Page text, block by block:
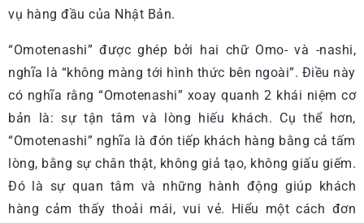
vụ hàng đầu của Nhật Bản.
“Omotenashi” được ghép bởi hai chữ Omo- và -nashi,
nghĩa là “không màng tới hình thức bên ngoài”. Điều này
có nghĩa rằng “Omotenashi” xoay quanh 2 khái niệm cơ
bản là: sự tận tâm và lòng hiếu khách. Cụ thể hơn,
“Omotenashi” nghĩa là đón tiếp khách hàng bằng cả tấm
lòng, bằng sự chân thật, không giả tạo, không giấu giếm.
Đó là sự quan tâm và những hành động giúp khách
hàng cảm thấy thoải mái, vui vẻ. Hiểu một cách đơn